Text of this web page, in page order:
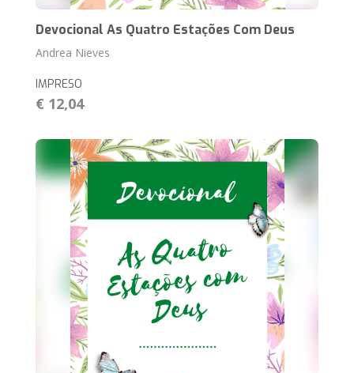
Devocional As Quatro Estações Com Deus
Andrea Nieves
IMPRESO
€ 12,04